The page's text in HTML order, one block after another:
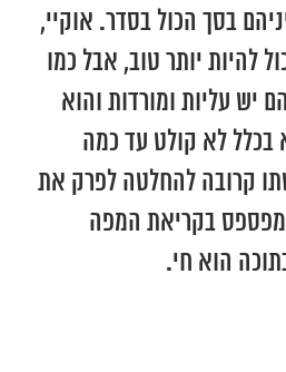
בסך הכול בסדר. אוקיי,
להיות יותר טוב, אבל כמו
יש עליות ומורדות והוא
בכלל לא קולט עד כמה
קרובה להחלטה לפרק את
מפספס בקריאת המפה
הוא חי.